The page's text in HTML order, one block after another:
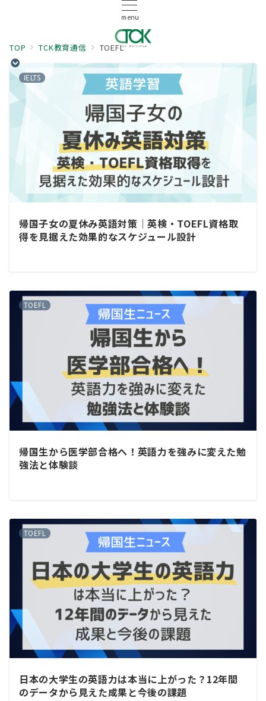
menu
TOP TCK教育通信 TOEFL
IELTS
帰国子女の夏休み英語対策｜英検・TOEFL資格取
得を見据えた効果的なスケジュール設計
TOEFL
帰国生から医学部合格へ！英語力を強みに変えた勉
強法と体験談
TOEFL
日本の大学生の英語力は本当に上がった？12年間
のデータから見えた成果と今後の課題